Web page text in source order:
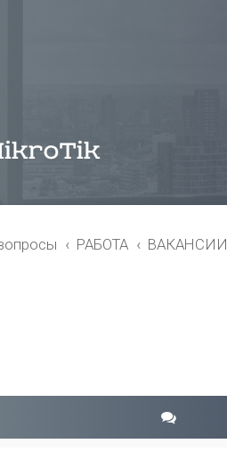
РАБОТА ВАКАНСИИ